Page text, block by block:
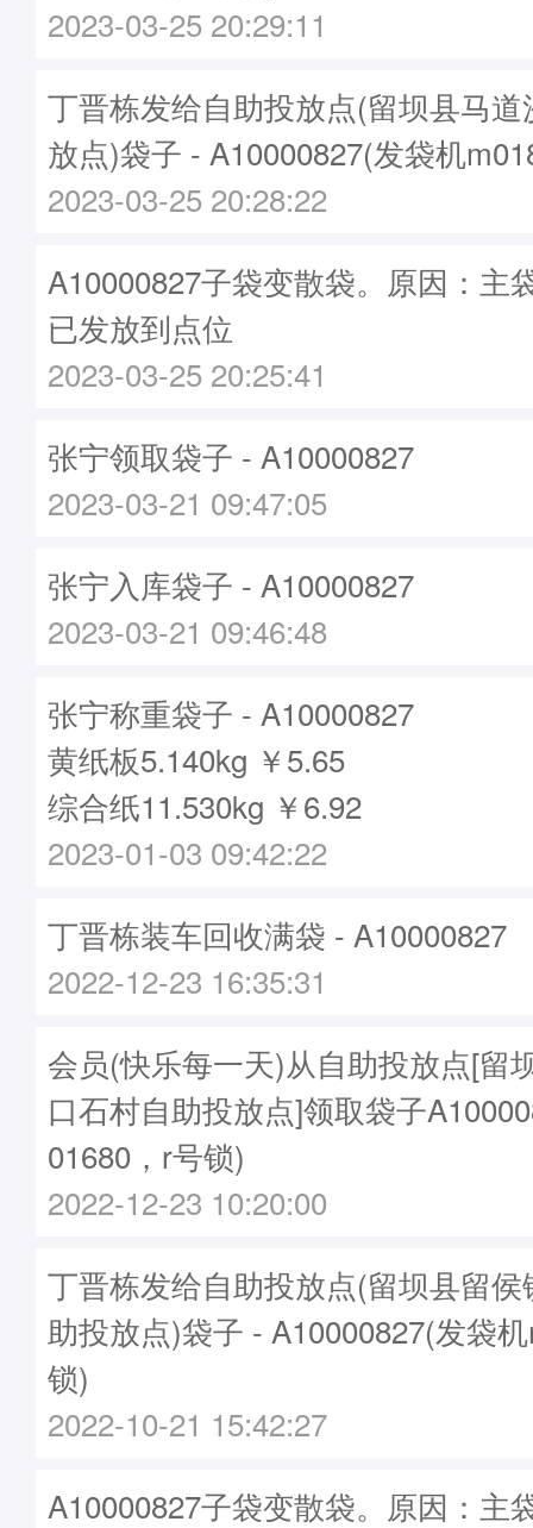
2023-03-25 20:29:11
丁晋栋发给自助投放点(留坝县马
放点)袋子 - A10000827(发袋机
2023-03-25 20:28:22
A10000827子袋变散袋。原因：主
已发放到点位
2023-03-25 20:25:41
张宁领取袋子 - A10000827
2023-03-21 09:47:05
张宁入库袋子 - A10000827
2023-03-21 09:46:48
张宁称重袋子 - A10000827
黄纸板5.140kg ￥5.65
综合纸11.530kg ￥6.92
2023-01-03 09:42:22
丁晋栋装车回收满袋 - A10000827
2022-12-23 16:35:31
会员(快乐每一天)从自助投放点[留
口石村自助投放点]领取袋子
01680，r号锁)
2022-12-23 10:20:00
丁晋栋发给自助投放点(留坝县留
助投放点)袋子 - A10000827(发袋
锁)
2022-10-21 15:42:27
A10000827子袋变散袋。原因：主